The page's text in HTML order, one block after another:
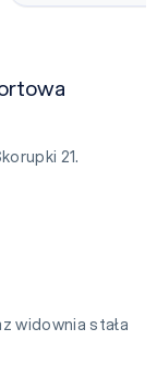
21.
widownia stała